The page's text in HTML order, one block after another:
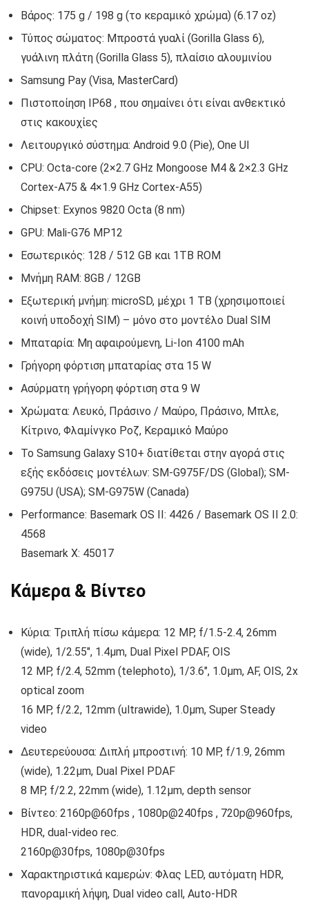
Βάρος: 175 g / 198 g (το κεραμικό χρώμα) (6.17 oz)
Τύπος σώματος: Μπροστά γυαλί (Gorilla Glass 6),
γυάλινη πλάτη (Gorilla Glass 5), πλαίσιο αλουμινίου
Samsung Pay (Visa, MasterCard)
Πιστοποίηση IP68 , που σημαίνει ότι είναι ανθεκτικό
στις κακουχίες
Λειτουργικό σύστημα: Android 9.0 (Pie), One UI
CPU: Octa-core (2×2.7 GHz Mongoose M4 & 2×2.3 GHz
Cortex-A75 & 4×1.9 GHz Cortex-A55)
Chipset: Exynos 9820 Octa (8 nm)
GPU: Mali-G76 ΜΡ12
Εσωτερικός: 128 / 512 GB και 1TB ROM
Μνήμη RAM: 8GB / 12GB
Εξωτερική μνήμη: microSD, μέχρι 1 TB (χρησιμοποιεί
κοινή υποδοχή SIM) – μόνο στο μοντέλο Dual SIM
Μπαταρία: Μη αφαιρούμενη, Li-Ion 4100 mAh
Γρήγορη φόρτιση μπαταρίας στα 15 W
Ασύρματη γρήγορη φόρτιση στα 9 W
Χρώματα: Λευκό, Πράσινο / Μαύρο, Πράσινο, Μπλε,
Κίτρινο, Φλαμίνγκο Ροζ, Κεραμικό Μαύρο
Το Samsung Galaxy S10+ διατίθεται στην αγορά στις
εξής εκδόσεις μοντέλων: SM-G975F/DS (Global); SM-
G975U (USA); SM-G975W (Canada)
Performance: Basemark OS II: 4426 / Basemark OS II 2.0:
4568
Basemark X: 45017
Κάμερα & Βίντεο
Κύρια: Τριπλή πίσω κάμερα: 12 MP, f/1.5-2.4, 26mm
(wide), 1/2.55″, 1.4µm, Dual Pixel PDAF, OIS
12 MP, f/2.4, 52mm (telephoto), 1/3.6″, 1.0µm, AF, OIS, 2x
optical zoom
16 MP, f/2.2, 12mm (ultrawide), 1.0µm, Super Steady
video
Δευτερεύουσα: Διπλή μπροστινή: 10 MP, f/1.9, 26mm
(wide), 1.22µm, Dual Pixel PDAF
8 MP, f/2.2, 22mm (wide), 1.12µm, depth sensor
Βίντεο: 2160p@60fps , 1080p@240fps , 720p@960fps,
HDR, dual-video rec.
2160p@30fps, 1080p@30fps
Χαρακτηριστικά καμερών: Φλας LED, αυτόματη HDR,
πανοραμική λήψη, Dual video call, Auto-HDR